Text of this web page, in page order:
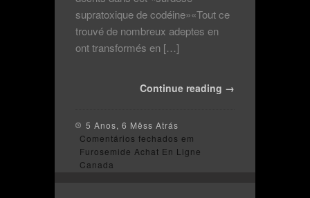
supratoxique de codéine»«Tout ce
trouvé de nombreux adeptes en
ont transformés en […]
Continue reading →
5 Anos, 6 Mêss Atrás
Comentários fechados em
Furosemide Achat En Ligne
Canada